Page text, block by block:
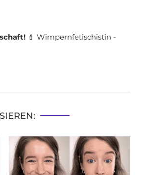
💄 Wimpernfetischistin -